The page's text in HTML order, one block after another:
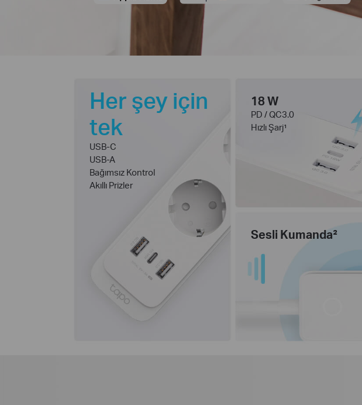
Her şey için
tek
USB-C
USB-A
Bağımsız Kontrol
Akıllı Prizler
18 W
PD / QC3.0
Hızlı Şarj¹
Sesli Kumanda²